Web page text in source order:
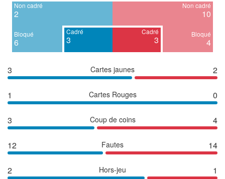
Non cadré
2
Bloqué
6
Cadré
3
Cadré
3
Non cadré
10
Bloqué
4
3 Cartes jaunes 2
1 Cartes Rouges 0
3 Coup de coins 4
12 Fautes 14
2 Hors-jeu 1